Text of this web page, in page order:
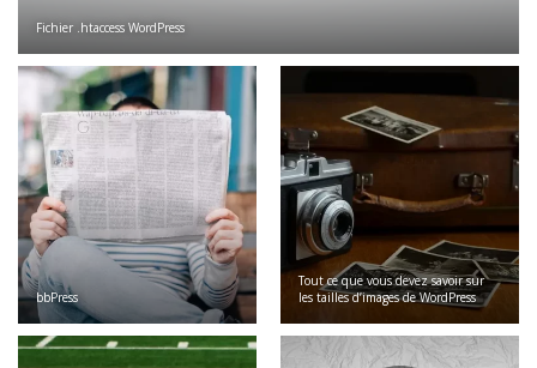
Fichier .htaccess WordPress
bbPress
Tout ce que vous devez savoir sur
les tailles d’images de WordPress